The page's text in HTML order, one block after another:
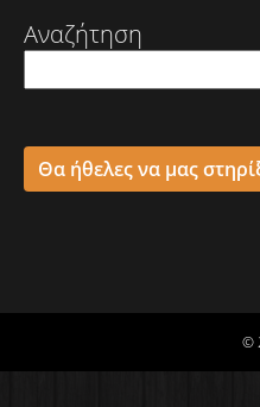
Αναζήτηση
Θα ήθελες να μας
©